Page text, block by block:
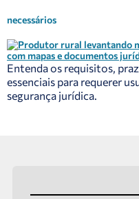
necessários
Entenda os requisitos,
essenciais para requerer
segurança jurídica.